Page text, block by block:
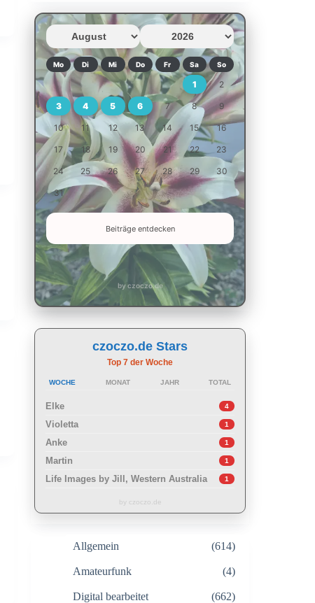
Mo Di Mi Do Fr Sa So
1 2
3 4 5 6 7 8 9
10 11 12 13 14 15 16
17 18 19 20 21 22 23
24 25 26 27 28 29 30
31
Beiträge entdecken
by czoczo.de
czoczo.de Stars
Top 7 der Woche
WOCHE MONAT JAHR TOTAL
Elke 4
Violetta 1
Anke 1
Martin 1
Life Images by Jill, Western Australia 1
by czoczo.de
Allgemein (614)
Amateurfunk (4)
Digital bearbeitet (662)